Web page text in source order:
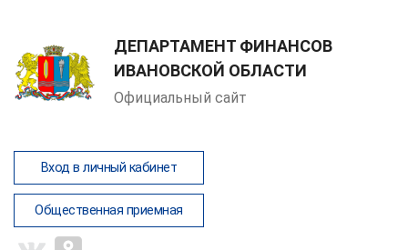
ДЕПАРТАМЕНТ ФИНАНСОВ
ИВАНОВСКОЙ ОБЛАСТИ
Официальный сайт
Вход в личный кабинет
Общественная приемная